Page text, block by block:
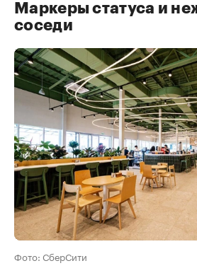
Маркеры статуса и
соседи
Фото: СберСити